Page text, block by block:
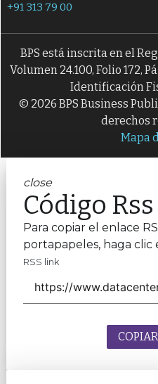
+91 313 79 00
BPS está inscrita en el
Volumen 24.100, Folio 172,
Identificación
© 2026 BPS Business
derechos
Mapa
close
Código Rss
Para copiar el enlace
portapapeles, haga clic
RSS link